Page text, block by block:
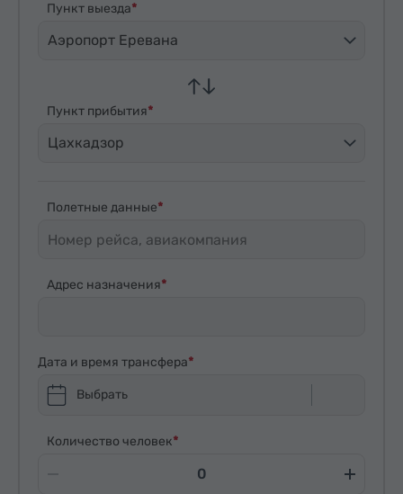
Пункт выезда
Аэропорт Еревана
Пункт прибытия
Цахкадзор
Полетные данные
Адрес назначения
Дата и время трансфера
Выбрать
Количество человек